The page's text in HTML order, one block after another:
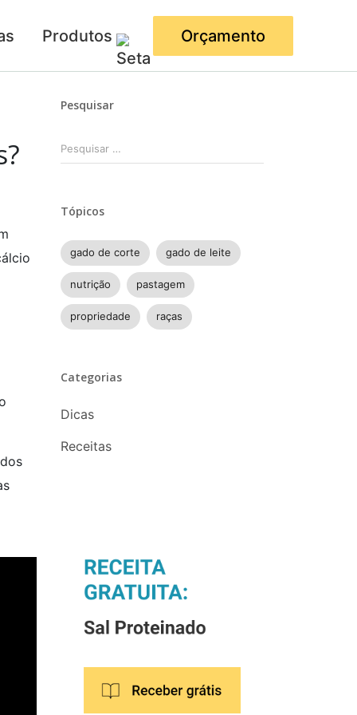
Produtos Orçamento
Pesquisar
por:
Tópicos
gado de corte gado de leite
nutrição pastagem
propriedade raças
Categorias
Dicas
Receitas